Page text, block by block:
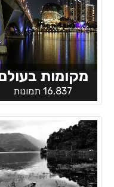
מקומות
16,837 תמונות